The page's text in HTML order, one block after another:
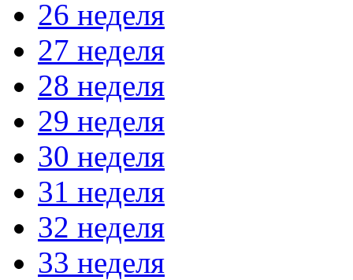
26 неделя
27 неделя
28 неделя
29 неделя
30 неделя
31 неделя
32 неделя
33 неделя